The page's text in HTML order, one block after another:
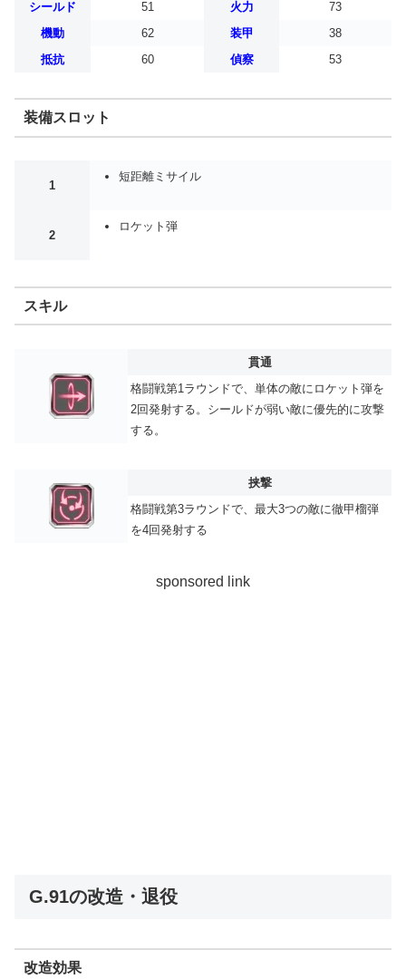
シールド 51 火力
73
機動
62 装甲
38
抵抗
60 偵察 53
装備スロット
1
短距離ミサイル
2
ロケット弾
スキル
貫通
格闘戦第1ラウンドで、単体の敵にロケット弾を
2回発射する。シールドが弱い敵に優先的に攻撃
する。
挟撃
格闘戦第3ラウンドで、最大3つの敵に徹甲榴弾
を4回発射する
sponsored link
G.91の改造・退役
改造効果